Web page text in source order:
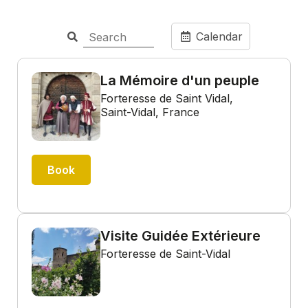
Calendar
La Mémoire d'un peuple
Forteresse de Saint Vidal,
Saint-Vidal, France
Book
Visite Guidée Extérieure
Forteresse de Saint-Vidal